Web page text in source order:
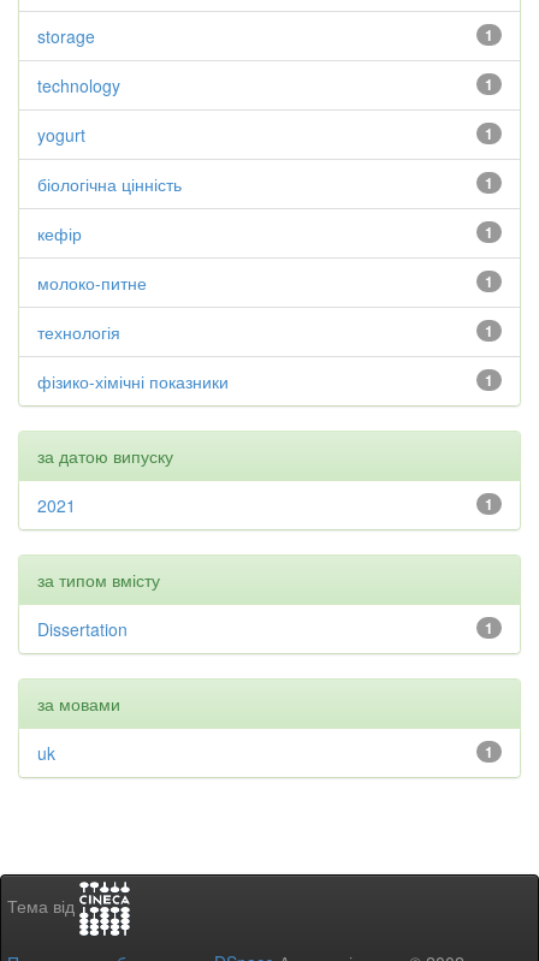
1
storage
1
technology
1
yogurt
1
біологічна цінність
1
кефір
1
молоко-питне
1
технологія
1
фізико-хімічні показники
за датою випуску
1
2021
за типом вмісту
1
Dissertation
за мовами
1
uk
Тема від